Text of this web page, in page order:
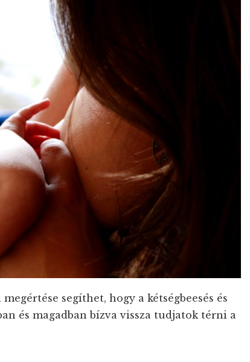
segíthet, hogy a kétségbeesés és
és magadban bízva vissza tudjatok térni a